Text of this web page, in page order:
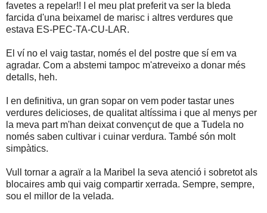
favetes a repelar!! I el meu plat preferit va ser la bleda
farcida d'una beixamel de marisc i altres verdures que
estava ES-PEC-TA-CU-LAR.
El ví no el vaig tastar, només el del postre que sí em va
agradar. Com a abstemi tampoc m'atreveixo a donar més
detalls, heh.
I en definitiva, un gran sopar on vem poder tastar unes
verdures delicioses, de qualitat altíssima i que al menys per
la meva part m'han deixat convençut de que a Tudela no
només saben cultivar i cuinar verdura. També són molt
simpàtics.
Vull tornar a agraïr a la Maribel la seva atenció i sobretot als
blocaires amb qui vaig compartir xerrada. Sempre, sempre,
sou el millor de la velada.